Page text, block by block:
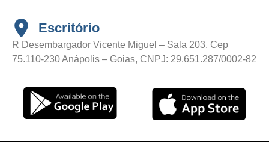
Escritório
R Desembargador Vicente Miguel – Sala 203, Cep
75.110-230 Anápolis – Goias, CNPJ: 29.651.287/0002-82